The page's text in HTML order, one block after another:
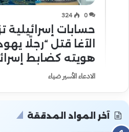
0
324
حسابات إسرائيلية
الآغا قتل “رجلًا
هويته كضابط
الادعاء الأسير ضياء
آخر المواد المدققة